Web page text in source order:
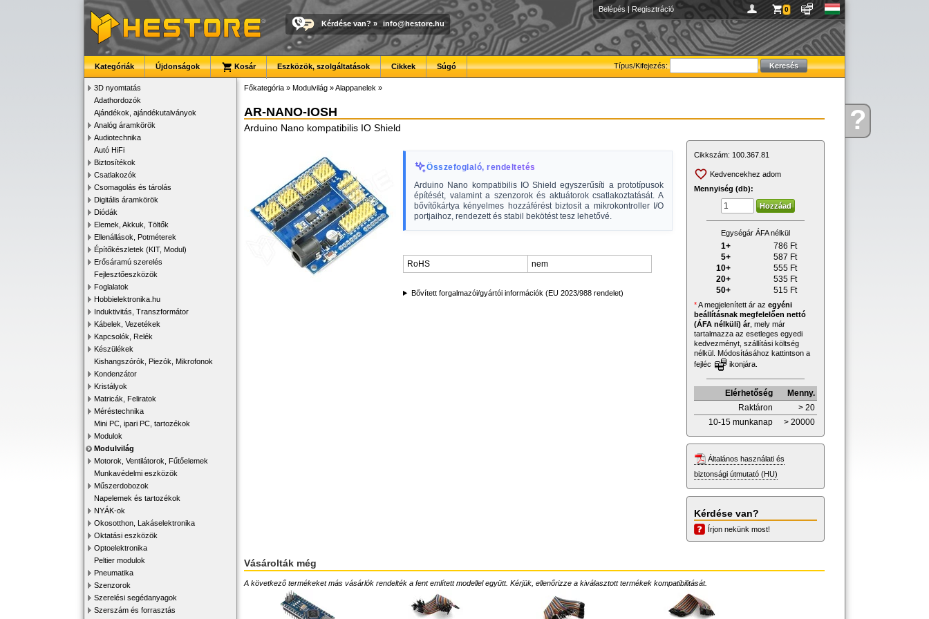
Kérdése?
Belépés | Regisztráció 0
Kérdése van? » info@hestore.hu
Típus/Kifejezés:
Kategóriák Újdonságok Kosár Eszközök, szolgáltatások Cikkek Súgó
3D nyomtatás
Adathordozók
Ajándékok, ajándékutalványok
Analóg áramkörök
Audiotechnika
Autó HiFi
Biztosítékok
Csatlakozók
Csomagolás és tárolás
Digitális áramkörök
Diódák
Elemek, Akkuk, Töltők
Ellenállások, Potméterek
Építőkészletek (KIT, Modul)
Erősáramú szerelés
Fejlesztőeszközök
Foglalatok
Hobbielektronika.hu
Induktivitás, Transzformátor
Kábelek, Vezetékek
Kapcsolók, Relék
Készülékek
Kishangszórók, Piezók, Mikrofonok
Kondenzátor
Kristályok
Matricák, Feliratok
Méréstechnika
Mini PC, ipari PC, tartozékok
Modulok
Modulvilág
Motorok, Ventilátorok, Fűtőelemek
Munkavédelmi eszközök
Műszerdobozok
Napelemek és tartozékok
NYÁK-ok
Okosotthon, Lakáselektronika
Oktatási eszközök
Optoelektronika
Peltier modulok
Pneumatika
Szenzorok
Szerelési segédanyagok
Szerszám és forrasztás
Főkategória » Modulvilág »Alappanelek »
AR-NANO-IOSH
Arduino Nano kompatibilis IO Shield
Összefoglaló, rendeltetés
Arduino Nano kompatibilis IO Shield egyszerűsíti a prototípusok
építését, valamint a szenzorok és aktuátorok csatlakoztatását. A
bővítőkártya kényelmes hozzáférést biztosít a mikrokontroller I/O
portjaihoz, rendezett és stabil bekötést tesz lehetővé.
RoHS nem
Bővített forgalmazói/gyártói információk (EU 2023/988 rendelet)
Cikkszám: 100.367.81
Kedvencekhez adom
Mennyiség (db):
Egységár ÁFA nélkül
1+ 786 Ft
5+
587 Ft
10+
555 Ft
20+
535 Ft
50+
515 Ft
*A megjelenített ár az egyéni
beállításnak megfelelően nettó
(ÁFA nélküli) ár, mely már
tartalmazza az esetleges egyedi
kedvezményt, szállítási költség
nélkül. Módosításához kattintson a
fejléc
ikonjára.
Elérhetőség
Menny.
Raktáron
> 20
10-15 munkanap
> 20000
Általános használati és
biztonsági útmutató (HU)
Kérdése van?
Írjon nekünk most!
Vásárolták még
A következő termékeket más vásárlók rendelték a fent említett modellel együtt. Kérjük, ellenőrizze a kiválasztott termékek kompatibilitását.